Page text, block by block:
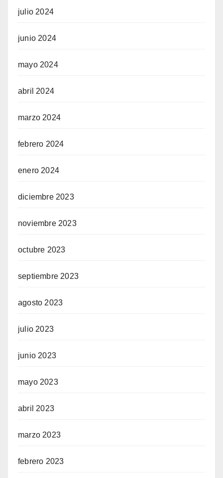
julio 2024
junio 2024
mayo 2024
abril 2024
marzo 2024
febrero 2024
enero 2024
diciembre 2023
noviembre 2023
octubre 2023
septiembre 2023
agosto 2023
julio 2023
junio 2023
mayo 2023
abril 2023
marzo 2023
febrero 2023